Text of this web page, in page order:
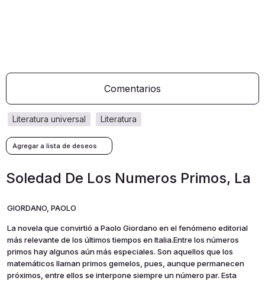
Comentarios
literatura
literatura universal
Soledad De Los Numeros Primos, La
GIORDANO, PAOLO
La novela que convirtió a Paolo Giordano en el fenómeno editorial
más relevante de los últimos tiempos en Italia.Entre los números
primos hay algunos aún más especiales. Son aquellos que los
matemáticos llaman primos gemelos, pues, aunque permanecen
próximos, entre ellos se interpone siempre un número par. Esta